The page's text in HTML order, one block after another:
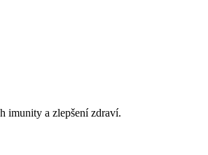
imunity a zlepšení zdraví.